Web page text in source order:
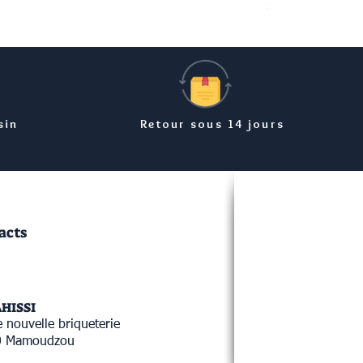
Retour sous 14 jours
nouvelle briqueterie
Mamoudzou